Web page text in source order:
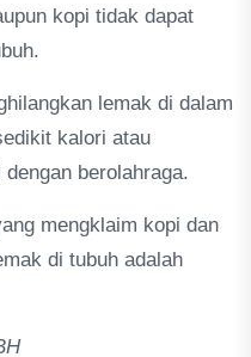
kopi tidak dapat
lemak di dalam
kalori atau
berolahraga.
mengklaim kopi dan
di tubuh adalah